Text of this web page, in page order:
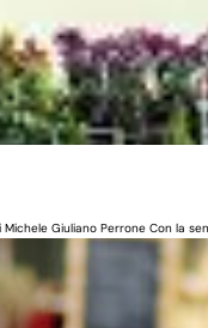
Giuliano Perrone Con la